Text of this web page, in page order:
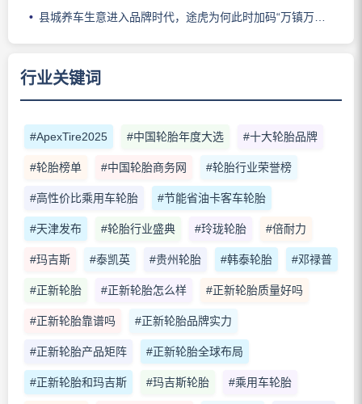
县城养车生意进入品牌时代，途虎为何此时加码“万镇万店”？
行业关键词
#ApexTire2025 #中国轮胎年度大选 #十大轮胎品牌
#轮胎榜单 #中国轮胎商务网 #轮胎行业荣誉榜
#高性价比乘用车轮胎 #节能省油卡客车轮胎
#天津发布 #轮胎行业盛典 #玲珑轮胎 #倍耐力
#玛吉斯 #泰凯英 #贵州轮胎 #韩泰轮胎 #邓禄普
#正新轮胎 #正新轮胎怎么样 #正新轮胎质量好吗
#正新轮胎靠谱吗 #正新轮胎品牌实力
#正新轮胎产品矩阵 #正新轮胎全球布局
#正新轮胎和玛吉斯 #玛吉斯轮胎 #乘用车轮胎